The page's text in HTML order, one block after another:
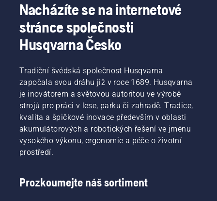
Nacházíte se na internetové
stránce společnosti
Husqvarna Česko
Tradiční švédská společnost Husqvarna
započala svou dráhu již v roce 1689. Husqvarna
je inovátorem a světovou autoritou ve výrobě
strojů pro práci v lese, parku či zahradě. Tradice,
kvalita a špičkové inovace především v oblasti
akumulátorových a robotických řešení ve jménu
vysokého výkonu, ergonomie a péče o životní
prostředí.
Prozkoumejte náš sortiment